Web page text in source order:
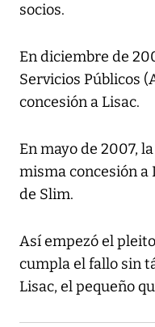
socios.
En diciembre de
Servicios Públicos
concesión a Lisac.
En mayo de 2007,
misma concesión a
de Slim.
Así empezó el
cumpla el fallo sin
Lisac, el pequeño